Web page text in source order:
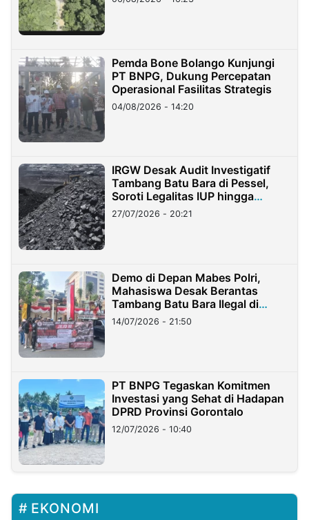
Pemda Bone Bolango Kunjungi
PT BNPG, Dukung Percepatan
Operasional Fasilitas Strategis
04/08/2026 - 14:20
IRGW Desak Audit Investigatif
Tambang Batu Bara di Pessel,
Soroti Legalitas IUP hingga
Stockpile
27/07/2026 - 20:21
Demo di Depan Mabes Polri,
Mahasiswa Desak Berantas
Tambang Batu Bara Ilegal di
Lampung
14/07/2026 - 21:50
PT BNPG Tegaskan Komitmen
Investasi yang Sehat di Hadapan
DPRD Provinsi Gorontalo
12/07/2026 - 10:40
EKONOMI